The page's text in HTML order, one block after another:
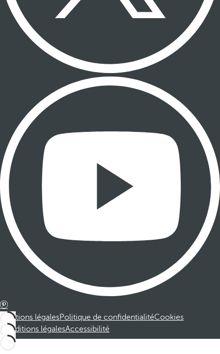
Mentions légalesPolitique de confidentialitéCookies
Conditions légalesAccessibilité